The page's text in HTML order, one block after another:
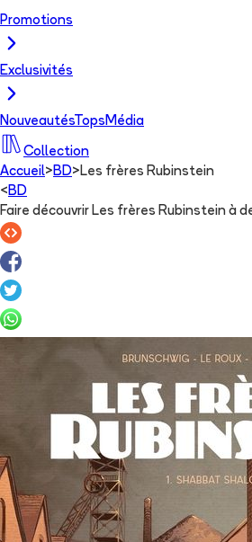
Promotions
Exclusivités
NouveautésTops Média
Collection
Accueil> BD> Les frères Rubinstein
< BD
Faire découvrir Les frères Rubinstein à